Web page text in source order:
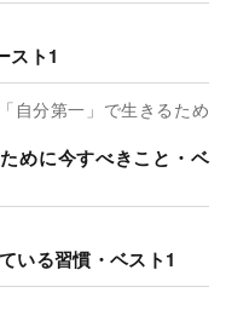
スト1
自分第一」で生きるため
めに今すべきこと・ベ
いる習慣・ベスト1